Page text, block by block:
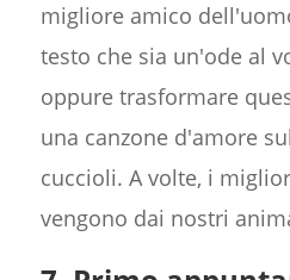
migliore amico
testo che sia un'ode al
oppure trasformare
una canzone d'amore
cuccioli. A volte, i
vengono dai nostri